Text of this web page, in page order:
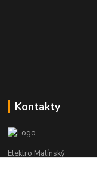
Kontakty
Elektro Malínský